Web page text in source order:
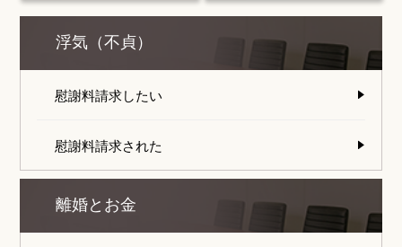
浮気（不貞）
慰謝料請求したい
慰謝料請求された
離婚とお金